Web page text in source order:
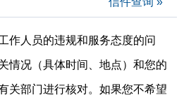
作人员的违规和服务态度的问
情况（具体时间、地点）和您的
关部门进行核对。如果您不希望